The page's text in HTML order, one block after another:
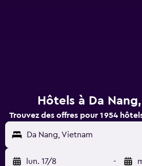
Hôtels à Da
Trouvez des offres pour 1 954
Da Nang, Vietnam
lun. 17/8 -